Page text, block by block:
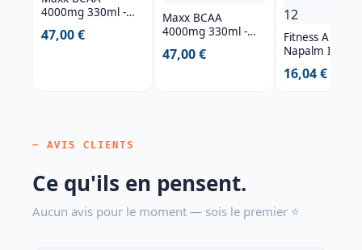
4000mg 330ml -
24
47,00 €
Maxx BCAA
4000mg 330ml -
Berry) - Pack de 24
47,00 €
Fitness
Napalm Igniter
Yuzu - Pack de
16,04 €
— AVIS CLIENTS
Ce qu'ils en pensent.
Aucun avis pour le moment — sois le premier ⭐